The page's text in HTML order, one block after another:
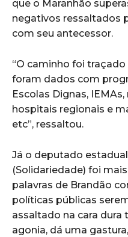
que o Maranhão
negativos ressaltados
com seu antecessor.
“O caminho foi
foram dados com
Escolas Dignas,
hospitais regionais e
etc”, ressaltou.
Já o deputado
(Solidariedade) foi
palavras de Brandão
políticas públicas
assaltado na cara dura
agonia, dá uma